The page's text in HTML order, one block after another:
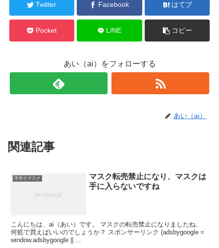
Twitter Facebook はてブ
Pocket LINE コピー
あい（ai）をフォローする
あい（ai）
関連記事
手作りマスク
マスク転売禁止になり、マスクは
手に入らないですね
こんにちは、ai（あい）です。 マスクの転売禁止になりましたね、
何処で買えばいいのでしょうか？ スポンサーリンク (adsbygoogle =
window.adsbygoogle || ...